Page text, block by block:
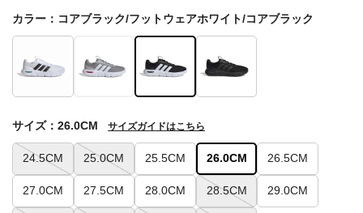
カラー：コアブラック/フットウェアホワイト/コアブラック
24.5CM 25.0CM 25.5CM 26.0CM 26.5CM
27.0CM 27.5CM 28.0CM 28.5CM 29.0CM
サイズ：26.0CM サイズガイドはこちら